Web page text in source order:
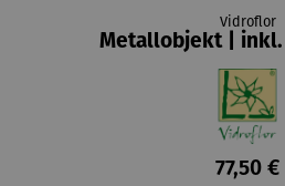
Vidroflor
Metallobjekt | inkl.
77,50 €